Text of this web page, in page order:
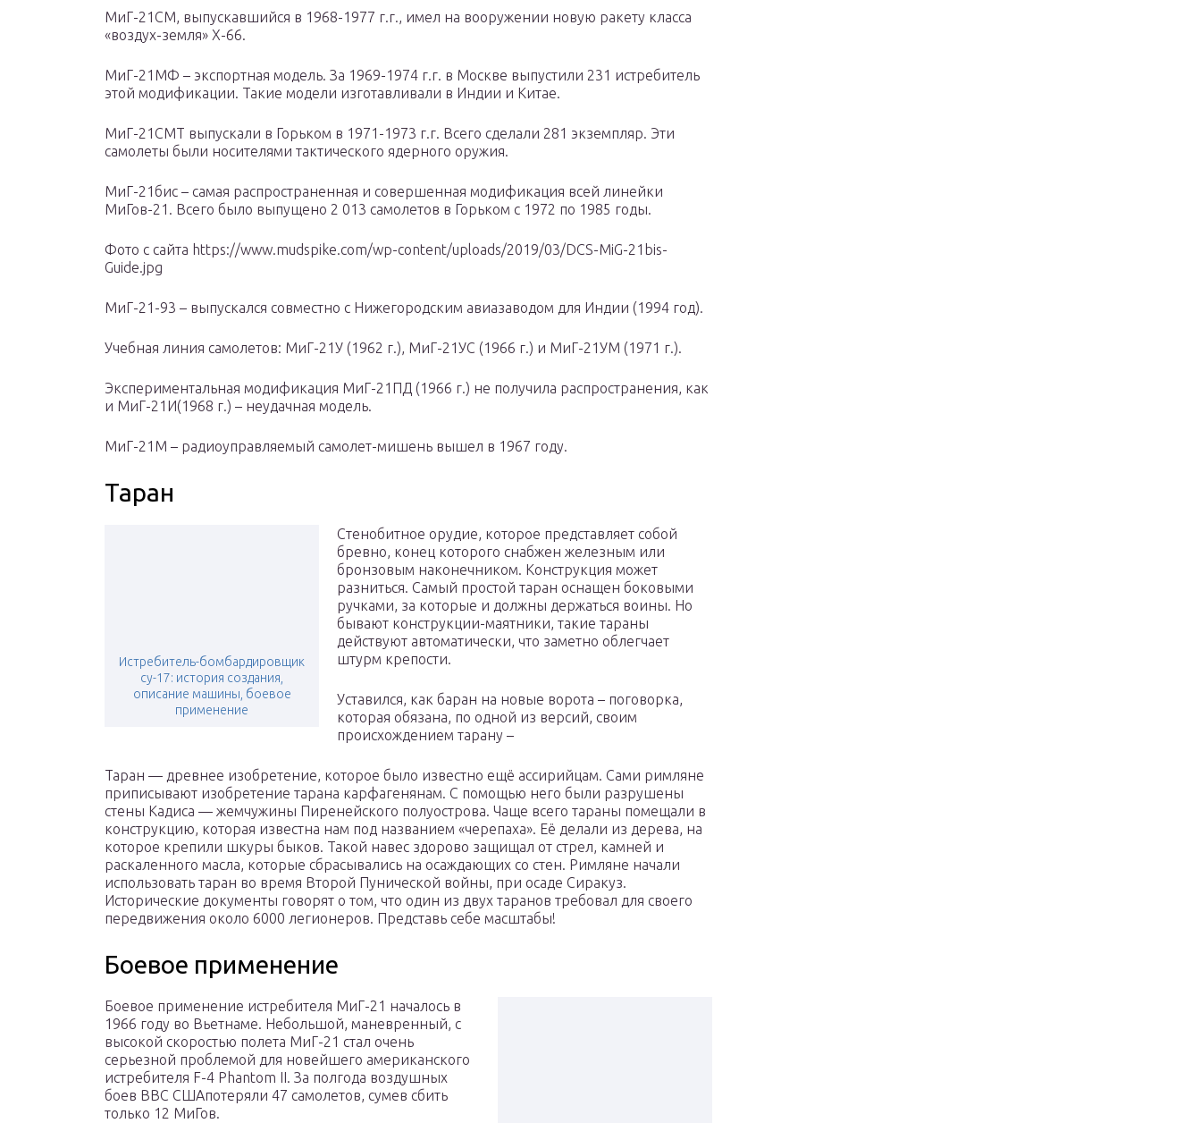
МиГ-21СМ, выпускавшийся в 1968-1977 г.г., имел на вооружении новую ракету класса
«воздух-земля» Х-66.
МиГ-21МФ – экспортная модель. За 1969-1974 г.г. в Москве выпустили 231 истребитель
этой модификации. Такие модели изготавливали в Индии и Китае.
МиГ-21СМТ выпускали в Горьком в 1971-1973 г.г. Всего сделали 281 экземпляр. Эти
самолеты были носителями тактического ядерного оружия.
МиГ-21бис – самая распространенная и совершенная модификация всей линейки
МиГов-21. Всего было выпущено 2 013 самолетов в Горьком с 1972 по 1985 годы.
Фото с сайта https://www.mudspike.com/wp-content/uploads/2019/03/DCS-MiG-21bis-
Guide.jpg
МиГ-21-93 – выпускался совместно с Нижегородским авиазаводом для Индии (1994 год).
Учебная линия самолетов: МиГ-21У (1962 г.), МиГ-21УС (1966 г.) и МиГ-21УМ (1971 г.).
Экспериментальная модификация МиГ-21ПД (1966 г.) не получила распространения, как
и МиГ-21И(1968 г.) – неудачная модель.
МиГ-21М – радиоуправляемый самолет-мишень вышел в 1967 году.
Таран
Истребитель-бомбардировщик
су-17: история создания,
описание машины, боевое
применение
Стенобитное орудие, которое представляет собой
бревно, конец которого снабжен железным или
бронзовым наконечником. Конструкция может
разниться. Самый простой таран оснащен боковыми
ручками, за которые и должны держаться воины. Но
бывают конструкции-маятники, такие тараны
действуют автоматически, что заметно облегчает
штурм крепости.
Уставился, как баран на новые ворота – поговорка,
которая обязана, по одной из версий, своим
происхождением тарану –
Таран — древнее изобретение, которое было известно ещё ассирийцам. Сами римляне
приписывают изобретение тарана карфагенянам. С помощью него были разрушены
стены Кадиса — жемчужины Пиренейского полуострова. Чаще всего тараны помещали в
конструкцию, которая известна нам под названием «черепаха». Её делали из дерева, на
которое крепили шкуры быков. Такой навес здорово защищал от стрел, камней и
раскаленного масла, которые сбрасывались на осаждающих со стен. Римляне начали
использовать таран во время Второй Пунической войны, при осаде Сиракуз.
Исторические документы говорят о том, что один из двух таранов требовал для своего
передвижения около 6000 легионеров. Представь себе масштабы!
Боевое применение
Боевое применение истребителя МиГ-21 началось в
1966 году во Вьетнаме. Небольшой, маневренный, с
высокой скоростью полета МиГ-21 стал очень
серьезной проблемой для новейшего американского
истребителя F-4 Phantom II. За полгода воздушных
боев ВВС СШАпотеряли 47 самолетов, сумев сбить
только 12 МиГов.